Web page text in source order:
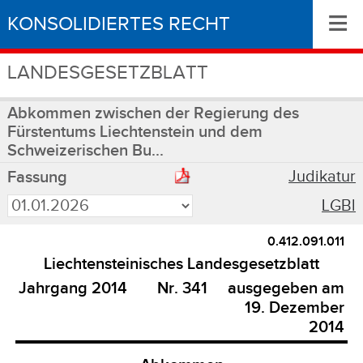
KONSOLIDIERTES RECHT
LANDESGESETZBLATT
≡
Abkommen zwischen der Regierung des
Fürstentums Liechtenstein und dem
Schweizerischen Bu...
Fassung
Judikatur
LGBl